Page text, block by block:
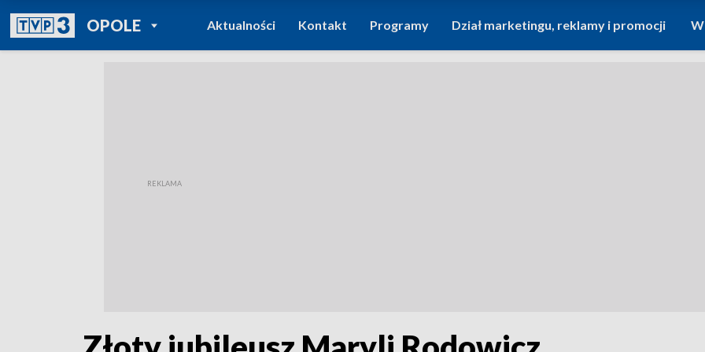
OPOLEPOWRÓT DO
TVP REGIONY
Aktualności Kontakt Programy Dział marketingu, reklamy i promocji